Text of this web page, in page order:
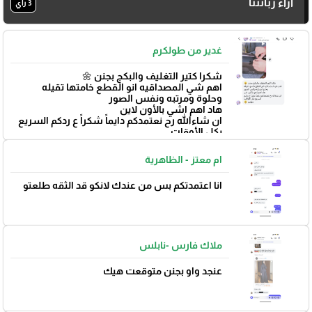
آراء زبائننا 3 رأي
غدير من طولكرم
شكرا كتير التغليف والبكج بجنن 🌼
اهم شي المصداقيه انو القطع خامتها تقيله
وحلوة ومرتبه ونفس الصور
هاد اهم اشي بالأون لاين
ان شاءالله رح نعتمدكم دايماً شكراً ع ردكم السريع
بكل الأوقات
بتوفيق 🌼
ام معتز - الظاهرية
انا اعتمدتكم بس من عندك لانكو قد الثقه طلعتو
ملاك فارس -نابلس
عنجد واو بجنن متوقعت هيك